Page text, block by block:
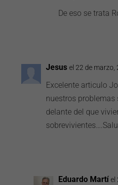
De eso se trata
Jesus el 22 de marzo,
Excelente articulo
nuestros problemas
delante del que
Eduardo Martí el